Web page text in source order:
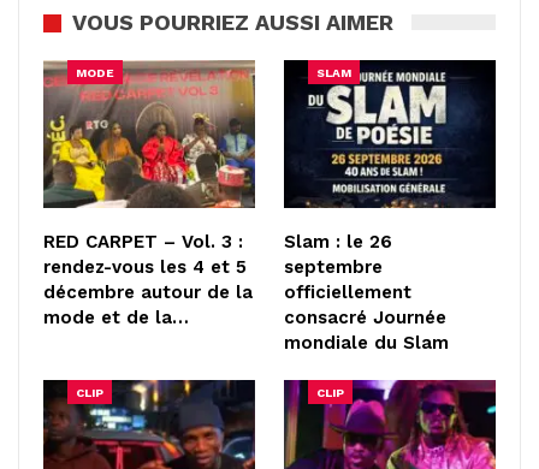
VOUS POURRIEZ AUSSI AIMER
MODE
RED CARPET – Vol. 3 :
rendez-vous les 4 et 5
décembre autour de la
mode et de la…
SLAM
Slam : le 26
septembre
officiellement
consacré Journée
mondiale du Slam
CLIP CLIP